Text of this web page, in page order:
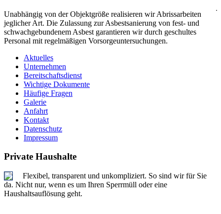
Unabhängig von der Objektgröße realisieren wir Abrissarbeiten
jeglicher Art. Die Zulassung zur Asbestsanierung von fest- und
schwachgebundenem Asbest garantieren wir durch geschultes
Personal mit regelmäßigen Vorsorgeuntersuchungen.
Aktuelles
Unternehmen
Bereitschaftsdienst
Wichtige Dokumente
Häufige Fragen
Galerie
Anfahrt
Kontakt
Datenschutz
Impressum
Private Haushalte
Flexibel, transparent und unkompliziert. So sind wir für Sie
da. Nicht nur, wenn es um Ihren Sperrmüll oder eine
Haushaltsauflösung geht.